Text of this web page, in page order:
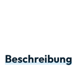
Beschreibung